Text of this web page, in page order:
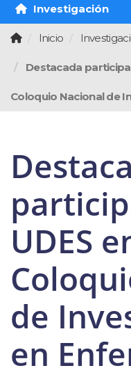
Investigación
Inicio
Destacada
Coloquio Nacional de
UDES
de
en